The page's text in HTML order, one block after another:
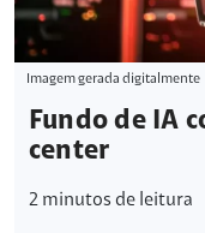
Imagem gerada digitalmente
Fundo de IA
center
2 minutos de leitura